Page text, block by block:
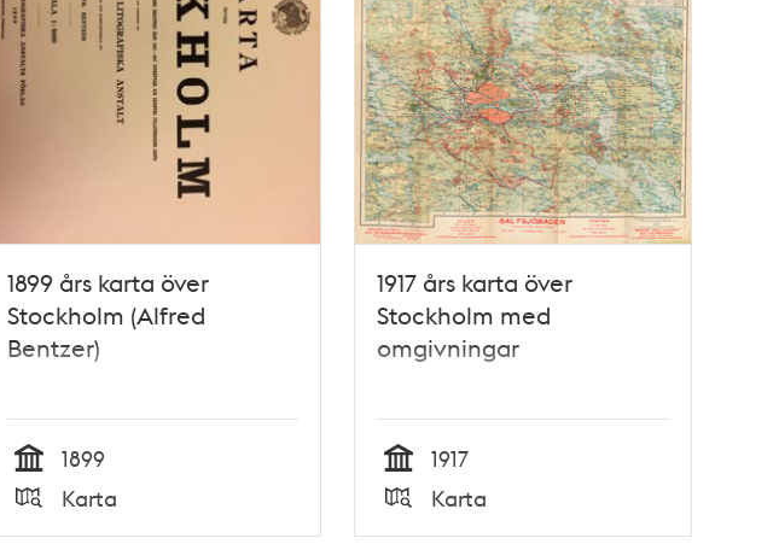
1899 års karta över
Stockholm (Alfred
Bentzer)
Tid
1899
Karta
1917 års karta över
Stockholm med
omgivningar
Tid
1917
Karta